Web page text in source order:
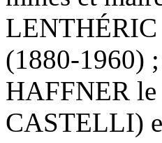
LENTHÉRIC
(1880-1960)
HAFFNER
CASTELLI)